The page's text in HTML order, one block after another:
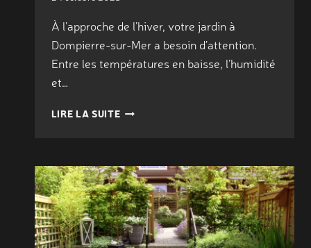
À l’approche de l’hiver, votre jardin à
Dompierre-sur-Mer a besoin d’attention.
Entre les températures en baisse, l’humidité
et…
LIRE LA SUITEAVANT
JARDIN
À
DOMPIERRE-
SUR-
MER
: